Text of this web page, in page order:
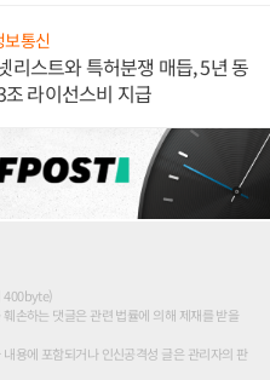
보통신
리스트와 특허분쟁 매듭, 5년 동
조 라이선스비 지급
400byte)
손하는 댓글은 관련 법률에 의해 제재를 받을
용에 포함되거나 인신공격성 글은 관리자의 판